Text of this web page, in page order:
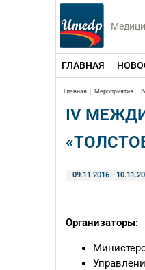
ГЛАВНАЯ
Главная Мероприятия
IV
09.11.2016 -
Организаторы: